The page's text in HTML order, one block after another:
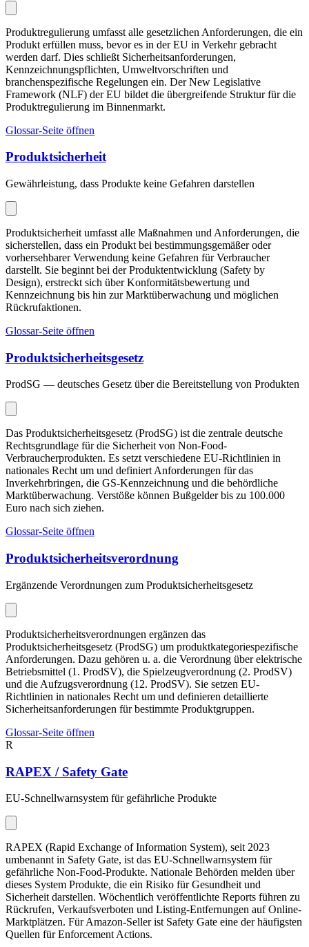
Produktregulierung umfasst alle gesetzlichen Anforderungen, die ein
Produkt erfüllen muss, bevor es in der EU in Verkehr gebracht
werden darf. Dies schließt Sicherheitsanforderungen,
Kennzeichnungspflichten, Umweltvorschriften und
branchenspezifische Regelungen ein. Der New Legislative
Framework (NLF) der EU bildet die übergreifende Struktur für die
Produktregulierung im Binnenmarkt.
Glossar-Seite öffnen
Produktsicherheit
Gewährleistung, dass Produkte keine Gefahren darstellen
Produktsicherheit umfasst alle Maßnahmen und Anforderungen, die
sicherstellen, dass ein Produkt bei bestimmungsgemäßer oder
vorhersehbarer Verwendung keine Gefahren für Verbraucher
darstellt. Sie beginnt bei der Produktentwicklung (Safety by
Design), erstreckt sich über Konformitätsbewertung und
Kennzeichnung bis hin zur Marktüberwachung und möglichen
Rückrufaktionen.
Glossar-Seite öffnen
Produktsicherheitsgesetz
ProdSG — deutsches Gesetz über die Bereitstellung von Produkten
Das Produktsicherheitsgesetz (ProdSG) ist die zentrale deutsche
Rechtsgrundlage für die Sicherheit von Non-Food-
Verbraucherprodukten. Es setzt verschiedene EU-Richtlinien in
nationales Recht um und definiert Anforderungen für das
Inverkehrbringen, die GS-Kennzeichnung und die behördliche
Marktüberwachung. Verstöße können Bußgelder bis zu 100.000
Euro nach sich ziehen.
Glossar-Seite öffnen
Produktsicherheitsverordnung
Ergänzende Verordnungen zum Produktsicherheitsgesetz
Produktsicherheitsverordnungen ergänzen das
Produktsicherheitsgesetz (ProdSG) um produktkategoriespezifische
Anforderungen. Dazu gehören u. a. die Verordnung über elektrische
Betriebsmittel (1. ProdSV), die Spielzeugverordnung (2. ProdSV)
und die Aufzugsverordnung (12. ProdSV). Sie setzen EU-
Richtlinien in nationales Recht um und definieren detaillierte
Sicherheitsanforderungen für bestimmte Produktgruppen.
Glossar-Seite öffnen
R
RAPEX / Safety Gate
EU-Schnellwarnsystem für gefährliche Produkte
RAPEX (Rapid Exchange of Information System), seit 2023
umbenannt in Safety Gate, ist das EU-Schnellwarnsystem für
gefährliche Non-Food-Produkte. Nationale Behörden melden über
dieses System Produkte, die ein Risiko für Gesundheit und
Sicherheit darstellen. Wöchentlich veröffentlichte Reports führen zu
Rückrufen, Verkaufsverboten und Listing-Entfernungen auf Online-
Marktplätzen. Für Amazon-Seller ist Safety Gate eine der häufigsten
Quellen für Enforcement Actions.